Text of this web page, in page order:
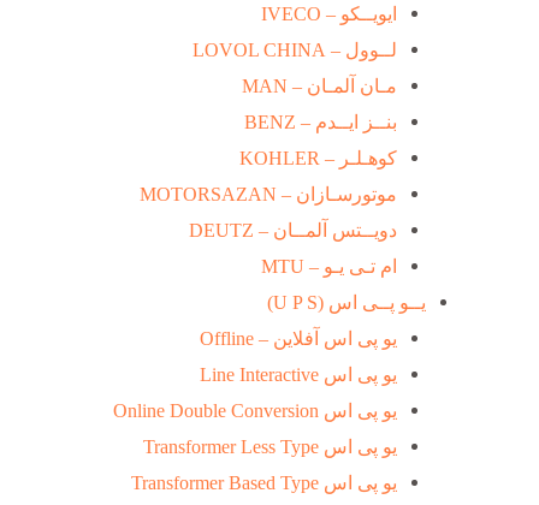
ایویــکو – IVECO
لــوول – LOVOL CHINA
مـان آلمـان – MAN
بنــز ایــدم – BENZ
کوهـلـر – KOHLER
موتورسـازان – MOTORSAZAN
دویــتس آلمــان – DEUTZ
ام تـی یـو – MTU
یــو پــی اس (U P S)
یو پی اس آفلاین – Offline
یو پی اس Line Interactive
یو پی اس Online Double Conversion
یو پی اس Transformer Less Type
یو پی اس Transformer Based Type